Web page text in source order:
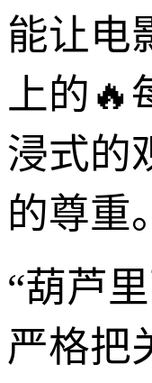
能让电
上的🔥
浸式的
的尊重。
“葫芦
严格把